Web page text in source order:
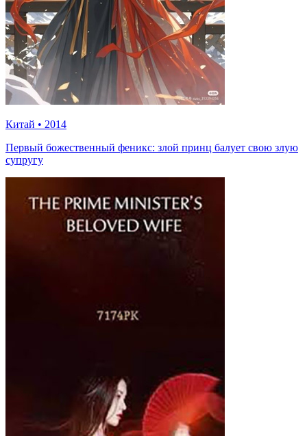
Китай • 2014
Первый божественный феникс: злой принц балует свою злую
супругу